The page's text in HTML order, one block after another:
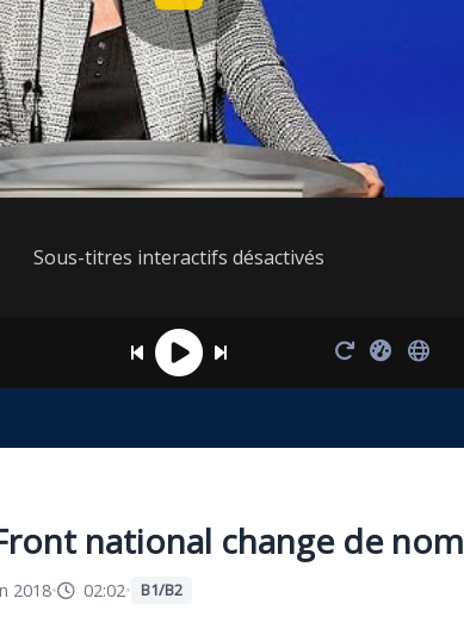
Sous-titres interactifs désactivés
national change de nom
2018• 02:02• B1/B2